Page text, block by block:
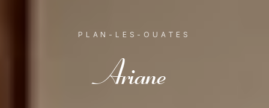
PLAN-LES-OUATES
Ariane